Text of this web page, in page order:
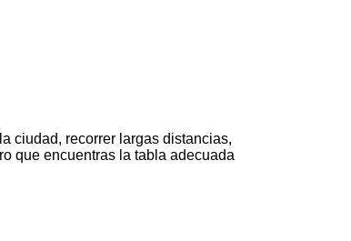
ciudad, recorrer largas distancias,
que encuentras la tabla adecuada